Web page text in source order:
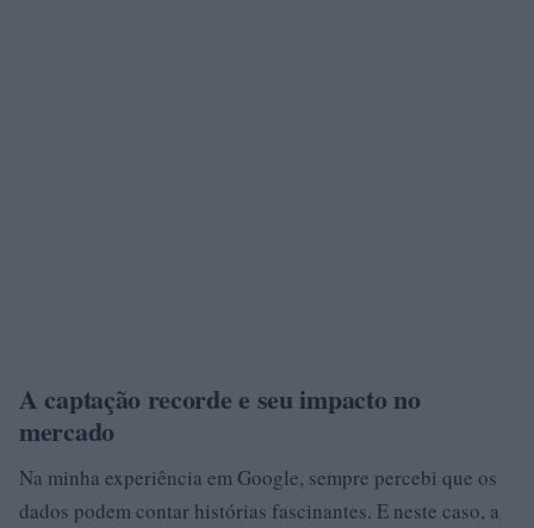
A captação recorde e seu impacto no
mercado
Na minha experiência em Google, sempre percebi que os
dados podem contar histórias fascinantes. E neste caso, a